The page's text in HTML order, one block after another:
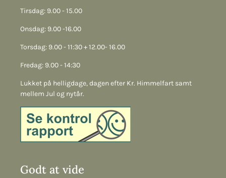
Tirsdag: 9.00 - 15.00
Onsdag: 9.00 -16.00
Torsdag: 9.00 - 11:30 + 12.00- 16.00
Fredag: 9.00 - 14:30
Lukket på helligdage, dagen efter Kr. Himmelfart samt
mellem Jul og nytår.
Godt at vide